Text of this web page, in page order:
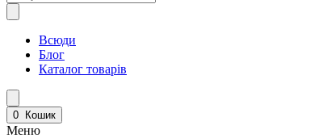
Всюди
Блог
Каталог товарів
0 Кошик
Меню